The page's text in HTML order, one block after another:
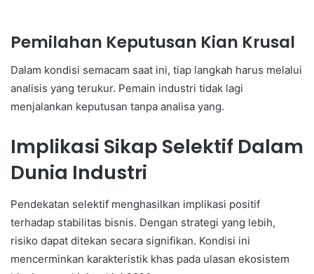
Pemilahan Keputusan Kian Krusal
Dalam kondisi semacam saat ini, tiap langkah harus melalui
analisis yang terukur. Pemain industri tidak lagi
menjalankan keputusan tanpa analisa yang.
Implikasi Sikap Selektif Dalam
Dunia Industri
Pendekatan selektif menghasilkan implikasi positif
terhadap stabilitas bisnis. Dengan strategi yang lebih,
risiko dapat ditekan secara signifikan. Kondisi ini
mencerminkan karakteristik khas pada ulasan ekosistem